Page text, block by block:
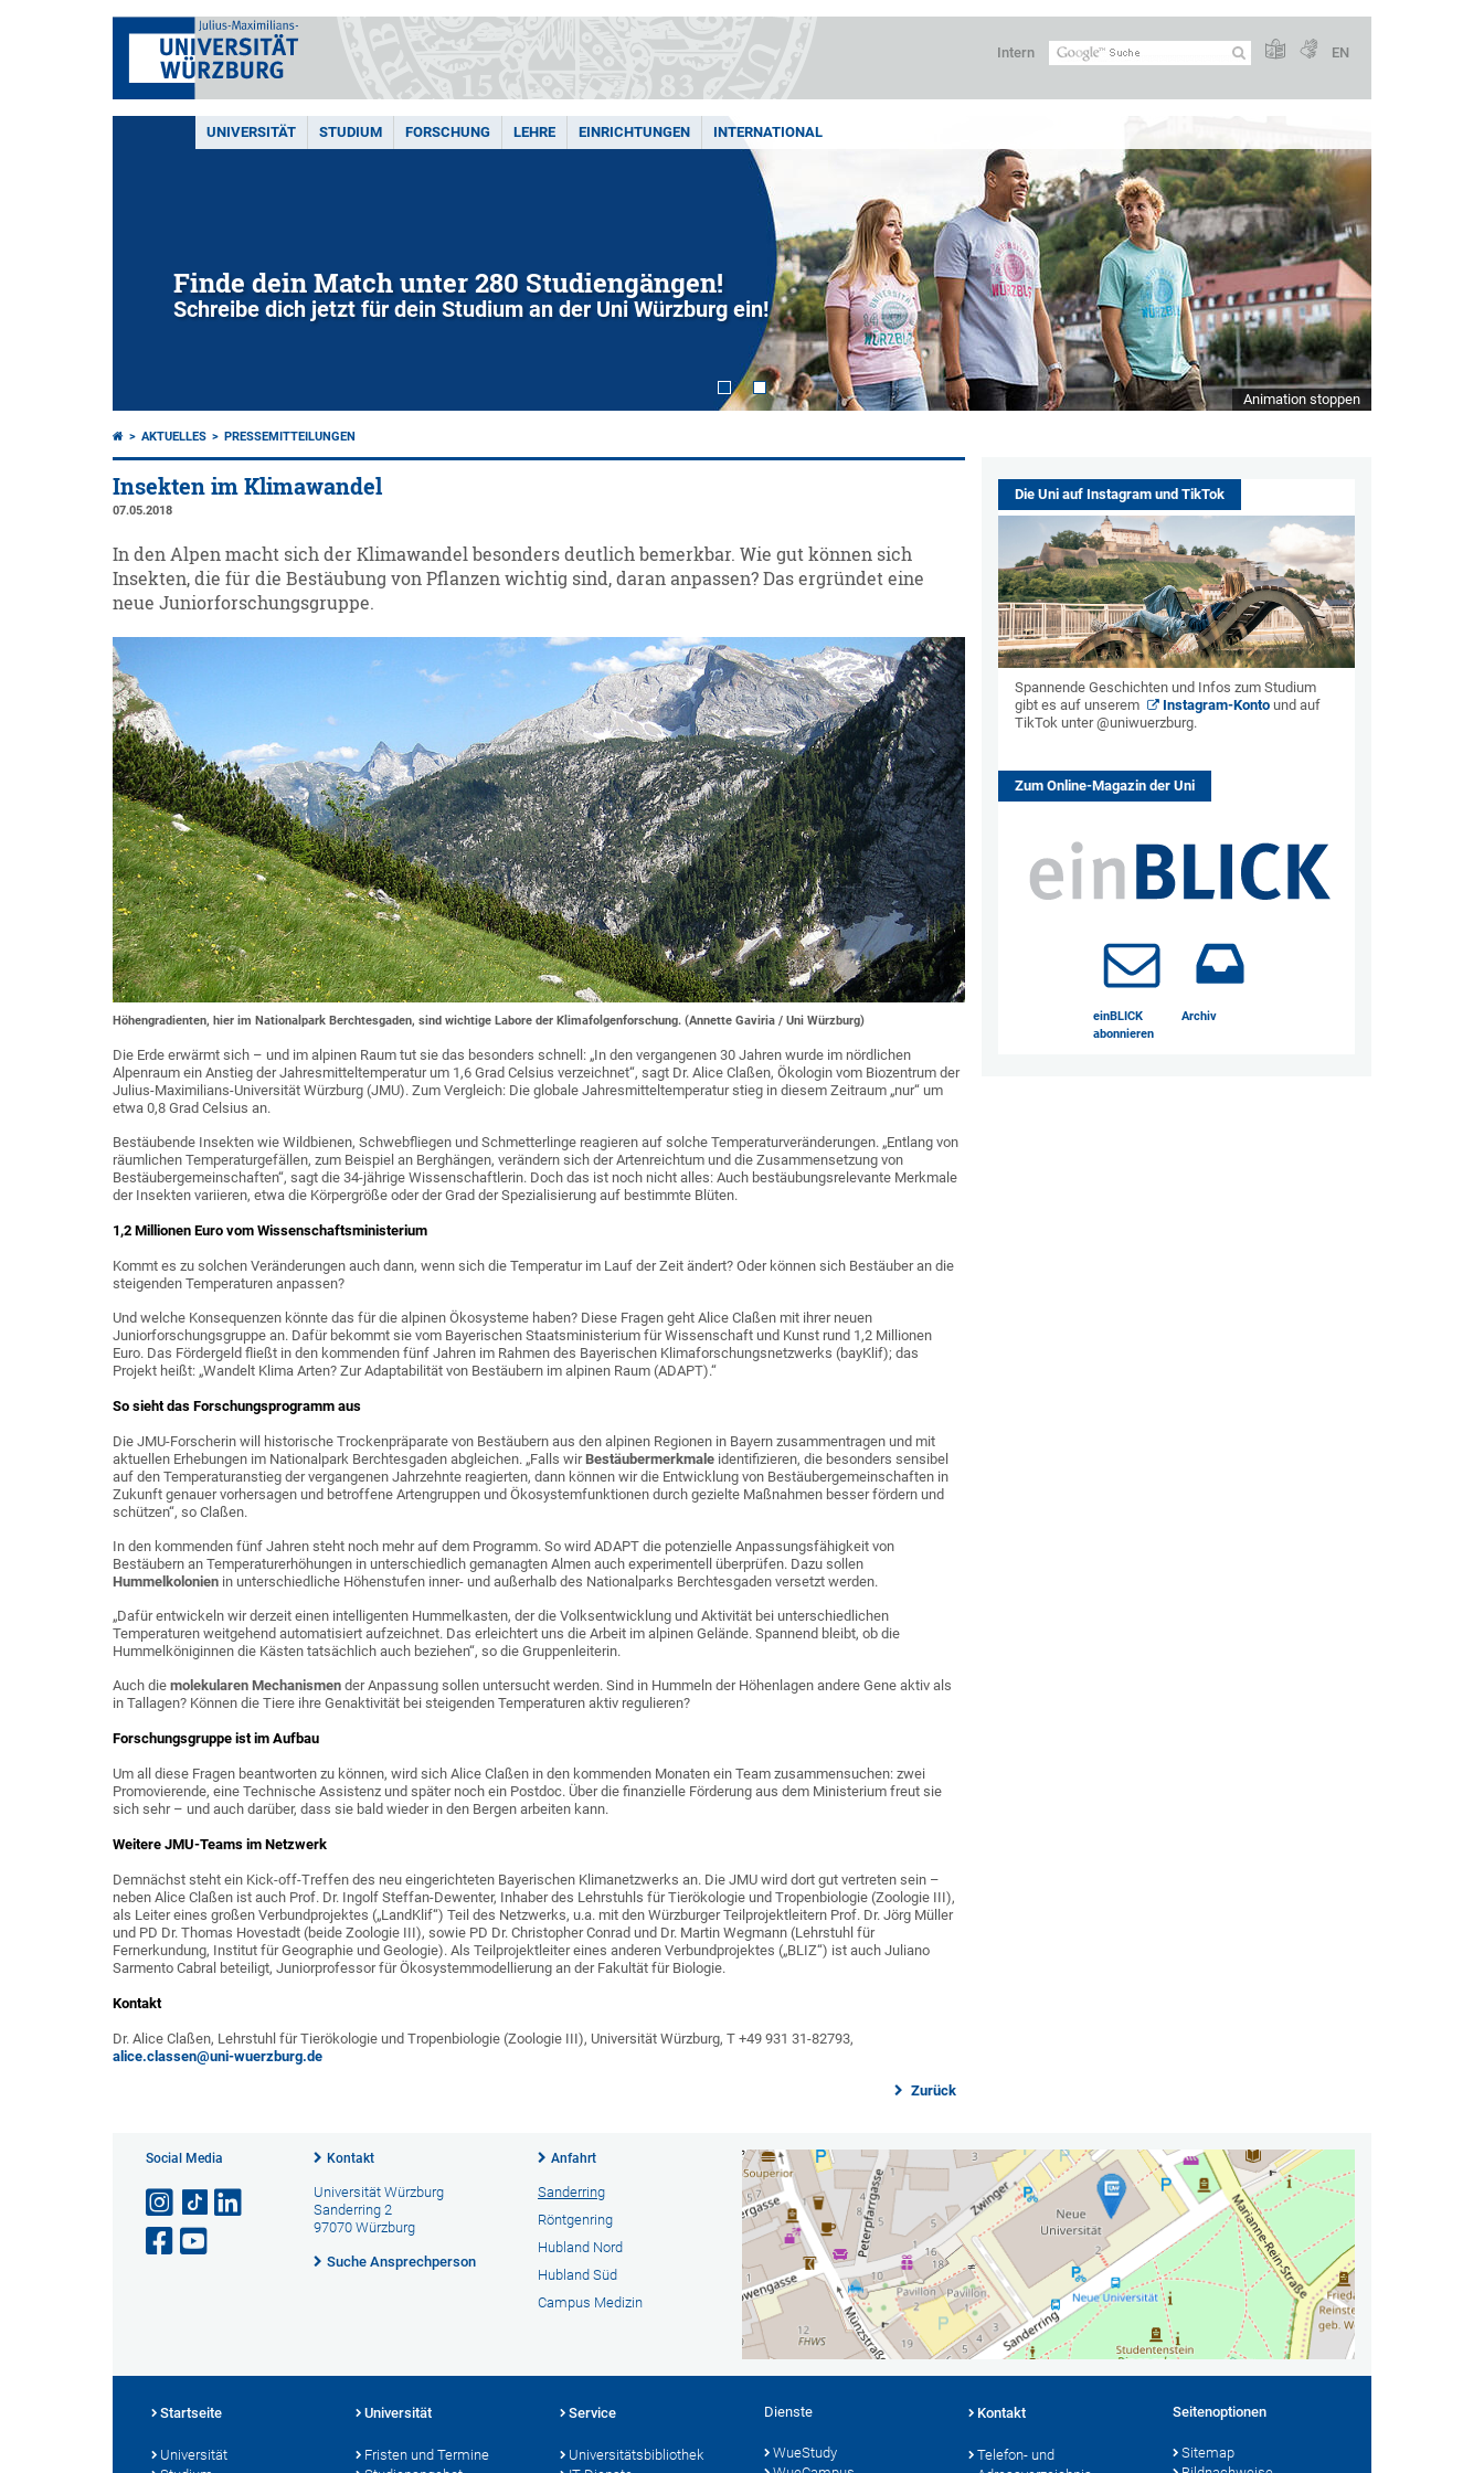
Intern EN
UNIVERSITÄT STUDIUM FORSCHUNG LEHRE EINRICHTUNGEN INTERNATIONAL
Finde dein Match unter 280 Studiengängen!
Schreibe dich jetzt für dein Studium an der Uni Würzburg ein!
Animation stoppen
AKTUELLES PRESSEMITTEILUNGEN
Insekten im Klimawandel
07.05.2018
In den Alpen macht sich der Klimawandel besonders deutlich bemerkbar. Wie gut können sich
Insekten, die für die Bestäubung von Pflanzen wichtig sind, daran anpassen? Das ergründet eine
neue Juniorforschungsgruppe.
Höhengradienten, hier im Nationalpark Berchtesgaden, sind wichtige Labore der Klimafolgenforschung. (Annette Gaviria / Uni Würzburg)
Die Erde erwärmt sich – und im alpinen Raum tut sie das besonders schnell: „In den vergangenen 30 Jahren wurde im nördlichen
Alpenraum ein Anstieg der Jahresmitteltemperatur um 1,6 Grad Celsius verzeichnet“, sagt Dr. Alice Claßen, Ökologin vom Biozentrum der
Julius-Maximilians-Universität Würzburg (JMU). Zum Vergleich: Die globale Jahresmitteltemperatur stieg in diesem Zeitraum „nur“ um
etwa 0,8 Grad Celsius an.
Bestäubende Insekten wie Wildbienen, Schwebfliegen und Schmetterlinge reagieren auf solche Temperaturveränderungen. „Entlang von
räumlichen Temperaturgefällen, zum Beispiel an Berghängen, verändern sich der Artenreichtum und die Zusammensetzung von
Bestäubergemeinschaften“, sagt die 34-jährige Wissenschaftlerin. Doch das ist noch nicht alles: Auch bestäubungsrelevante Merkmale
der Insekten variieren, etwa die Körpergröße oder der Grad der Spezialisierung auf bestimmte Blüten.
1,2 Millionen Euro vom Wissenschaftsministerium
Kommt es zu solchen Veränderungen auch dann, wenn sich die Temperatur im Lauf der Zeit ändert? Oder können sich Bestäuber an die
steigenden Temperaturen anpassen?
Und welche Konsequenzen könnte das für die alpinen Ökosysteme haben? Diese Fragen geht Alice Claßen mit ihrer neuen
Juniorforschungsgruppe an. Dafür bekommt sie vom Bayerischen Staatsministerium für Wissenschaft und Kunst rund 1,2 Millionen
Euro. Das Fördergeld fließt in den kommenden fünf Jahren im Rahmen des Bayerischen Klimaforschungsnetzwerks (bayKlif); das
Projekt heißt: „Wandelt Klima Arten? Zur Adaptabilität von Bestäubern im alpinen Raum (ADAPT).“
So sieht das Forschungsprogramm aus
Die JMU-Forscherin will historische Trockenpräparate von Bestäubern aus den alpinen Regionen in Bayern zusammentragen und mit
aktuellen Erhebungen im Nationalpark Berchtesgaden abgleichen. „Falls wirBestäubermerkmale identifizieren, die besonders sensibel
auf den Temperaturanstieg der vergangenen Jahrzehnte reagierten, dann können wir die Entwicklung von Bestäubergemeinschaften in
Zukunft genauer vorhersagen und betroffene Artengruppen und Ökosystemfunktionen durch gezielte Maßnahmen besser fördern und
schützen“, so Claßen.
In den kommenden fünf Jahren steht noch mehr auf dem Programm. So wird ADAPT die potenzielle Anpassungsfähigkeit von
Bestäubern an Temperaturerhöhungen in unterschiedlich gemanagten Almen auch experimentell überprüfen. Dazu sollen
Hummelkolonien in unterschiedliche Höhenstufen inner- und außerhalb des Nationalparks Berchtesgaden versetzt werden.
„Dafür entwickeln wir derzeit einen intelligenten Hummelkasten, der die Volksentwicklung und Aktivität bei unterschiedlichen
Temperaturen weitgehend automatisiert aufzeichnet. Das erleichtert uns die Arbeit im alpinen Gelände. Spannend bleibt, ob die
Hummelköniginnen die Kästen tatsächlich auch beziehen“, so die Gruppenleiterin.
Auch die molekularen Mechanismen der Anpassung sollen untersucht werden. Sind in Hummeln der Höhenlagen andere Gene aktiv als
in Tallagen? Können die Tiere ihre Genaktivität bei steigenden Temperaturen aktiv regulieren?
Forschungsgruppe ist im Aufbau
Um all diese Fragen beantworten zu können, wird sich Alice Claßen in den kommenden Monaten ein Team zusammensuchen: zwei
Promovierende, eine Technische Assistenz und später noch ein Postdoc. Über die finanzielle Förderung aus dem Ministerium freut sie
sich sehr – und auch darüber, dass sie bald wieder in den Bergen arbeiten kann.
Weitere JMU-Teams im Netzwerk
Demnächst steht ein Kick-off-Treffen des neu eingerichteten Bayerischen Klimanetzwerks an. Die JMU wird dort gut vertreten sein –
neben Alice Claßen ist auch Prof. Dr. Ingolf Steffan-Dewenter, Inhaber des Lehrstuhls für Tierökologie und Tropenbiologie (Zoologie III),
als Leiter eines großen Verbundprojektes („LandKlif“) Teil des Netzwerks, u.a. mit den Würzburger Teilprojektleitern Prof. Dr. Jörg Müller
und PD Dr. Thomas Hovestadt (beide Zoologie III), sowie PD Dr. Christopher Conrad und Dr. Martin Wegmann (Lehrstuhl für
Fernerkundung, Institut für Geographie und Geologie). Als Teilprojektleiter eines anderen Verbundprojektes („BLIZ“) ist auch Juliano
Sarmento Cabral beteiligt, Juniorprofessor für Ökosystemmodellierung an der Fakultät für Biologie.
Kontakt
Dr. Alice Claßen, Lehrstuhl für Tierökologie und Tropenbiologie (Zoologie III), Universität Würzburg, T +49 931 31-82793,
alice.classen@uni-wuerzburg.de
Zurück
Die Uni auf Instagram und TikTok
Spannende Geschichten und Infos zum Studium
gibt es auf unserem
Instagram-Konto und auf
TikTok unter @uniwuerzburg.
Zum Online-Magazin der Uni
einBLICK
abonnieren
Archiv
Social Media Kontakt
Universität Würzburg
Sanderring 2
97070 Würzburg
Suche Ansprechperson
Anfahrt
Sanderring
Röntgenring
Hubland Nord
Hubland Süd
Campus Medizin
Startseite
Universität
Universität
Fristen und Termine
Service
Universitätsbibliothek
Dienste
WueStudy
Kontakt
Telefon- und
Seitenoptionen
Sitemap